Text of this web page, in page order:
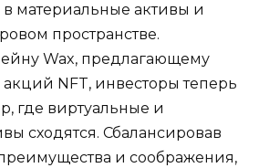
материальные активы и
пространстве.
Wax, предлагающему
NFT, инвесторы теперь
где виртуальные и
сходятся. Сбалансировав
и соображения,